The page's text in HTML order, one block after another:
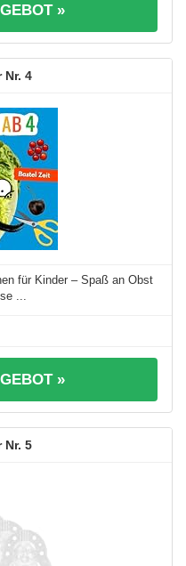
»
4
für Kinder – Spaß an Obst
...
»
5